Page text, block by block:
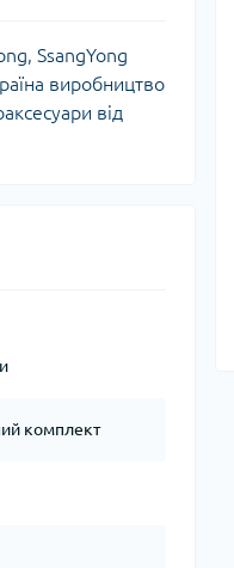
SsangYong
виробництво
від
комплект